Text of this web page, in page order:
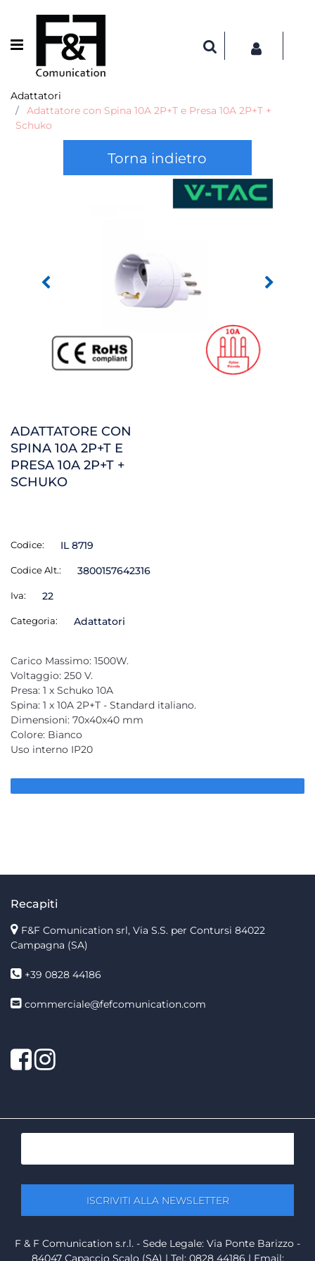
Open menu
Adattatori
Adattatore con Spina 10A 2P+T e Presa 10A 2P+T +
Schuko
Torna indietro
ADATTATORE CON
SPINA 10A 2P+T E
PRESA 10A 2P+T +
SCHUKO
Codice: IL 8719
Codice Alt.: 3800157642316
Iva: 22
Categoria: Adattatori
Carico Massimo: 1500W.
Voltaggio: 250 V.
Presa: 1 x Schuko 10A
Spina: 1 x 10A 2P+T - Standard italiano.
Dimensioni: 70x40x40 mm
Colore: Bianco
Uso interno IP20
Recapiti
F&F Comunication srl, Via S.S. per Contursi 84022
Campagna (SA)
+39 0828 44186
commerciale@fefcomunication.com
Facebook
Twitter
F & F Comunication s.r.l. - Sede Legale: Via Ponte Barizzo -
84047 Capaccio Scalo (SA) | Tel: 0828 44186 | Email: